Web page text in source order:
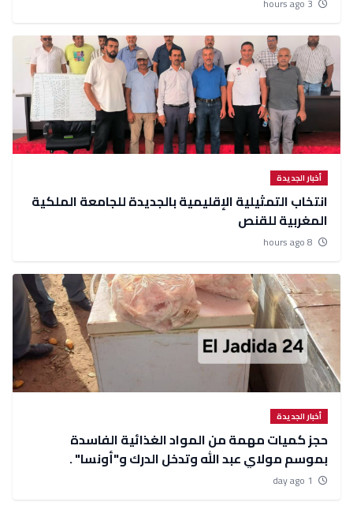
أخبار الجديدة
انتخاب التمثيلية الإقليمية بالجديدة للجامعة الملكية
المغربية للقنص
أخبار الجديدة
حجز كميات مهمة من المواد الغذائية الفاسدة
بموسم مولاي عبد الله وتدخل الدرك و"أونسا" .